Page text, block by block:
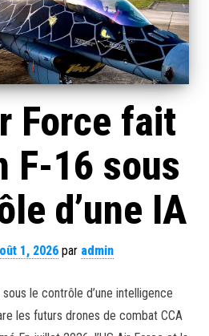
Force fait
F-16 sous
d’une IA
1, 2026par admin
le contrôle d’une intelligence
les futurs drones de combat CCA